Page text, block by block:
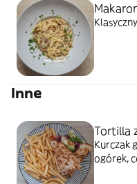
Inne
Tortilla
Kurczak
ogórek,